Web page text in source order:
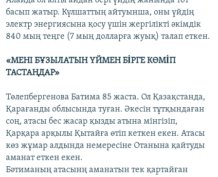
басып жатыр. Күлшаттың айтуынша, оны үйдің
электр энергиясына қосу үшін жергілікті әкімдік
840 мың теңге (7 мың долларға жуық) талап еткен.
«МЕНІ БҰЗЫЛАТЫН ҮЙМЕН БİРГЕ КӨМİП
ТАСТАҢДАР»
Төлепбергенова Батима 85 жаста. Ол Қазақстанда,
Қарағанды облысында туған. Әкесін тұтқындаған
соң, атасы бес жасар қызды атына мінгізіп,
Қарқара арқылы Қытайға өтіп кеткен екен. Атасы
көз жұмар алдында немересіне Отанына қайтуды
аманат еткен екен.
Бәтиманың атасынң аманатын тек қартайған